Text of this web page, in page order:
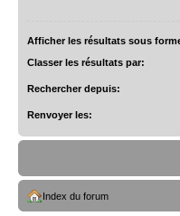
Afficher les résultats sous
Classer les résultats par:
Rechercher depuis:
Renvoyer les:
Index du forum